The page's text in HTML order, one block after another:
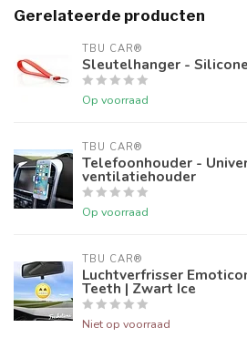
Gerelateerde producten
TBU CAR®
Sleutelhanger -
Op voorraad
TBU CAR®
Telefoonhouder -
ventilatiehouder
Op voorraad
TBU CAR®
Luchtverfrisser
Teeth | Zwart Ice
Niet op voorraad